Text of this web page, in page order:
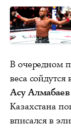
В очередном
веса
Асу Алмабаев
Казахстана
вписался в